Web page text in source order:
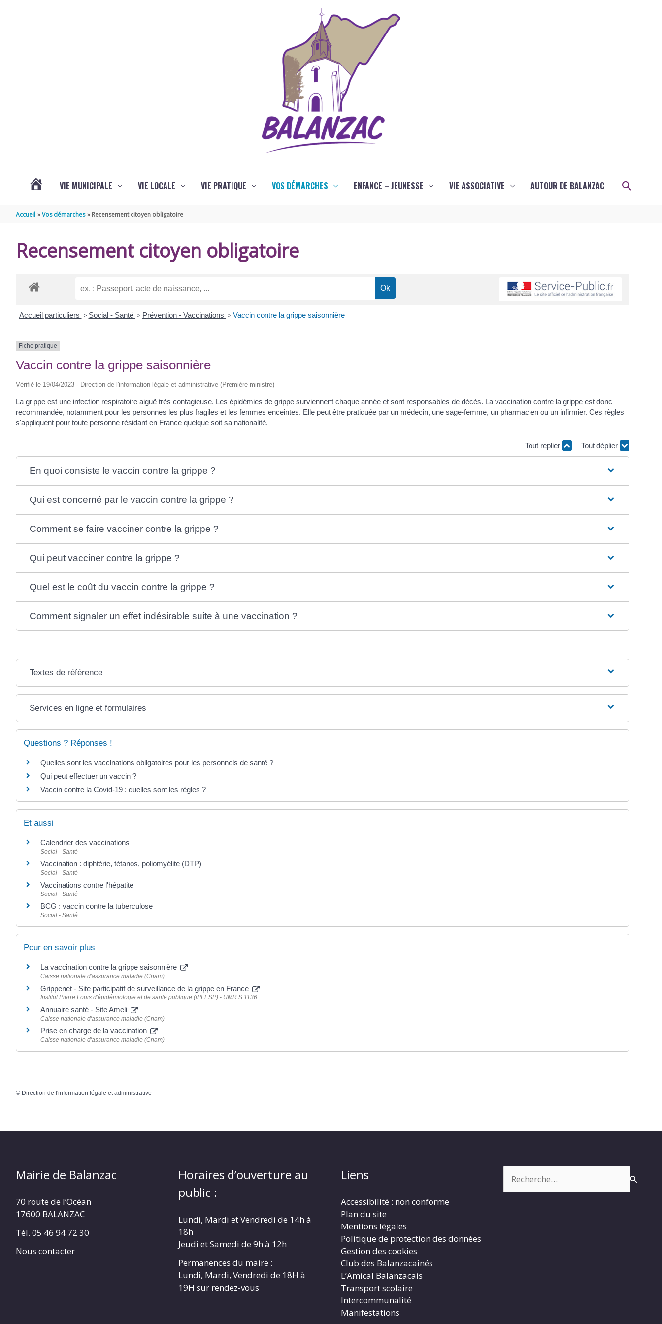
VIE MUNICIPALE VIE LOCALE VIE PRATIQUE VOS DÉMARCHES ENFANCE – JEUNESSE VIE ASSOCIATIVE AUTOUR DE BALANZAC
Accueil Vos démarches Recensement citoyen obligatoire
Recensement citoyen obligatoire
Accueil particuliers > Social - Santé > Prévention - Vaccinations > Vaccin contre la grippe saisonnière
Fiche pratique
Vaccin contre la grippe saisonnière
Vérifié le 19/04/2023 - Direction de l'information légale et administrative (Première ministre)
La grippe est une infection respiratoire aiguë très contagieuse. Les épidémies de grippe surviennent chaque année et sont responsables de décès. La vaccination contre la grippe est donc
recommandée, notamment pour les personnes les plus fragiles et les femmes enceintes. Elle peut être pratiquée par un médecin, une sage-femme, un pharmacien ou un infirmier. Ces règles
s'appliquent pour toute personne résidant en France quelque soit sa nationalité.
Tout replier Tout déplier
En quoi consiste le vaccin contre la grippe ?
Qui est concerné par le vaccin contre la grippe ?
Comment se faire vacciner contre la grippe ?
Qui peut vacciner contre la grippe ?
Quel est le coût du vaccin contre la grippe ?
Comment signaler un effet indésirable suite à une vaccination ?
Textes de référence
Services en ligne et formulaires
Questions ? Réponses !
Quelles sont les vaccinations obligatoires pour les personnels de santé ?
Qui peut effectuer un vaccin ?
Vaccin contre la Covid-19 : quelles sont les règles ?
Et aussi
Calendrier des vaccinations
Social - Santé
Vaccination : diphtérie, tétanos, poliomyélite (DTP)
Social - Santé
Vaccinations contre l'hépatite
Social - Santé
BCG : vaccin contre la tuberculose
Social - Santé
Pour en savoir plus
La vaccination contre la grippe saisonnière
Caisse nationale d'assurance maladie (Cnam)
Grippenet - Site participatif de surveillance de la grippe en France
Institut Pierre Louis d'épidémiologie et de santé publique (iPLESP) - UMR S 1136
Annuaire santé - Site Ameli
Caisse nationale d'assurance maladie (Cnam)
Prise en charge de la vaccination
Caisse nationale d'assurance maladie (Cnam)
© Direction de l'information légale et administrative
Mairie de Balanzac
70 route de l’Océan
17600 BALANZAC
Tél. 05 46 94 72 30
Nous contacter
Horaires d’ouverture au
public :
Lundi, Mardi et Vendredi de 14h à
18h
Jeudi et Samedi de 9h à 12h
Permanences du maire :
Lundi, Mardi, Vendredi de 18H à
19H sur rendez-vous
Liens
Accessibilité : non conforme
Plan du site
Mentions légales
Politique de protection des données
Gestion des cookies
Club des Balanzacaînés
L’Amical Balanzacais
Transport scolaire
Intercommunalité
Manifestations